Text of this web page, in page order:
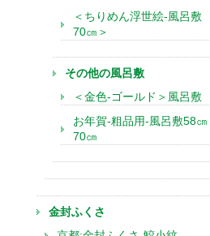
＜ちりめん浮世絵-風呂敷
70㎝＞
その他の風呂敷
＜金色-ゴールド＞風呂敷
お年賀-粗品用-風呂敷58㎝
70㎝
金封ふくさ